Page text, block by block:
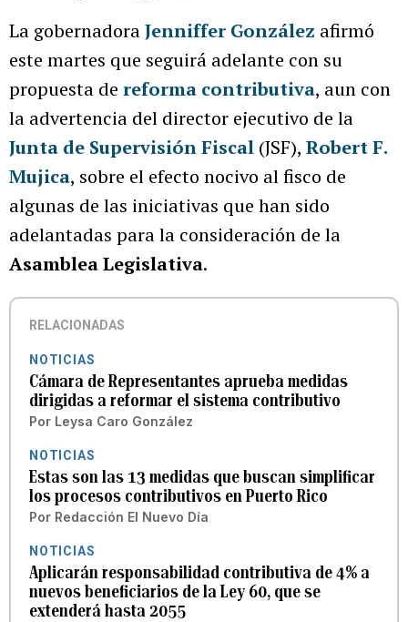
La gobernadoraJenniffer González afirmó
este martes que seguirá adelante con su
propuesta de reforma contributiva, aun con
la advertencia del director ejecutivo de la
Junta de Supervisión Fiscal (JSF), Robert F.
Mujica, sobre el efecto nocivo al fisco de
algunas de las iniciativas que han sido
adelantadas para la consideración de la
Asamblea Legislativa.
RELACIONADAS
NOTICIAS
Cámara de Representantes aprueba medidas
dirigidas a reformar el sistema contributivo
Por Leysa Caro González
NOTICIAS
Estas son las 13 medidas que buscan simplificar
los procesos contributivos en Puerto Rico
Por Redacción El Nuevo Día
NOTICIAS
Aplicarán responsabilidad contributiva de 4% a
nuevos beneficiarios de la Ley 60, que se
extenderá hasta 2055